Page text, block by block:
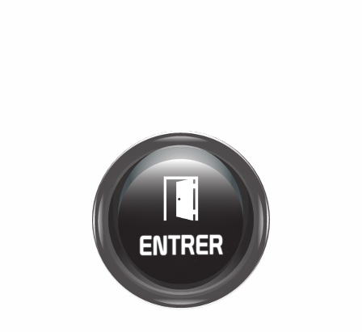
Bienvenue chez
MANÈGE DE LA
TUILERIE
Cliquez pour entrer